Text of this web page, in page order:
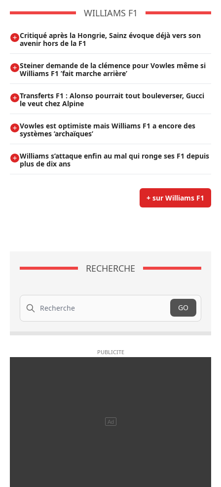
WILLIAMS F1
Critiqué après la Hongrie, Sainz évoque déjà vers son
avenir hors de la F1
Steiner demande de la clémence pour Vowles même si
Williams F1 ’fait marche arrière’
Transferts F1 : Alonso pourrait tout bouleverser, Gucci
le veut chez Alpine
Vowles est optimiste mais Williams F1 a encore des
systèmes ’archaïques’
Williams s’attaque enfin au mal qui ronge ses F1 depuis
plus de dix ans
+ sur Williams F1
RECHERCHE
Recherche
GO